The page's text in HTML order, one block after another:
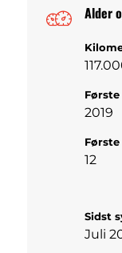
Alder
2019
12
Sidst
Juli